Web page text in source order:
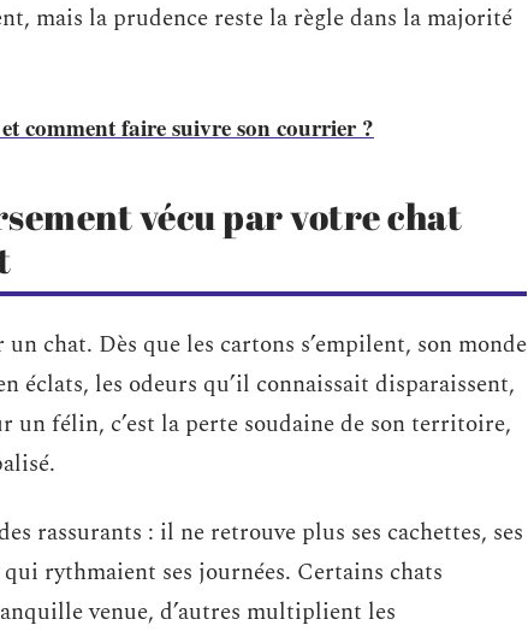
mais la prudence reste la règle dans la majorité
comment faire suivre son courrier ?
vécu par votre chat
chat. Dès que les cartons s’empilent, son monde
éclats, les odeurs qu’il connaissait disparaissent,
un félin, c’est la perte soudaine de son territoire,
rassurants : il ne retrouve plus ses cachettes, ses
rythmaient ses journées. Certains chats
venue, d’autres multiplient les